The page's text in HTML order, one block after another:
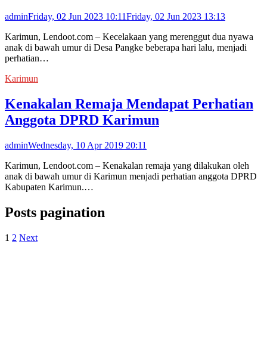
adminFriday, 02 Jun 2023 10:11Friday, 02 Jun 2023 13:13
Karimun, Lendoot.com – Kecelakaan yang merenggut dua nyawa
anak di bawah umur di Desa Pangke beberapa hari lalu, menjadi
perhatian…
Karimun
Kenakalan Remaja Mendapat Perhatian
Anggota DPRD Karimun
adminWednesday, 10 Apr 2019 20:11
Karimun, Lendoot.com – Kenakalan remaja yang dilakukan oleh
anak di bawah umur di Karimun menjadi perhatian anggota DPRD
Kabupaten Karimun.…
Posts pagination
1 2 Next